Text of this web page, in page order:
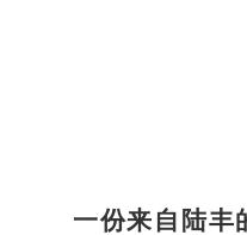
一份来自陆丰